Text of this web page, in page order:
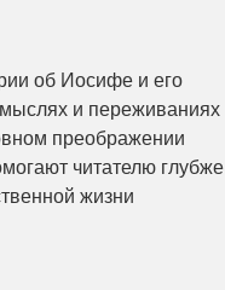
об Иосифе и его
и переживаниях
преображении
читателю глубже
жизни